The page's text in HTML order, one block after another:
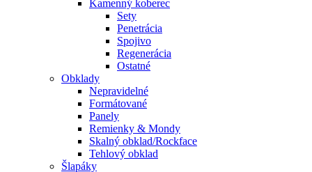
Kamenný koberec
Sety
Penetrácia
Spojivo
Regenerácia
Ostatné
Obklady
Nepravidelné
Formátované
Panely
Remienky & Mondy
Skalný obklad/Rockface
Tehlový obklad
Šlapáky